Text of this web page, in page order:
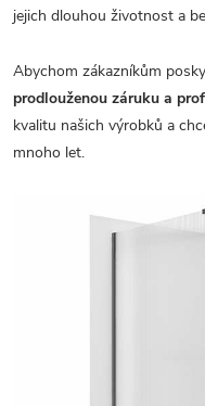
jejich dlouhou životnost a
Abychom zákazníkům
prodlouženou záruku a
kvalitu našich výrobků a
mnoho let.